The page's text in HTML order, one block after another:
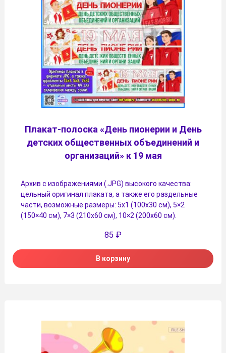
Плакат-полоска «День пионерии и День
детских общественных объединений и
организаций» к 19 мая
Архив с изображениями (.JPG) высокого качества:
цельный оригинал плаката, а также его раздельные
части, возможные размеры: 5х1 (100х30 см), 5×2
(150×40 см), 7×3 (210х60 см), 10×2 (200х60 см).
85 ₽
В корзину